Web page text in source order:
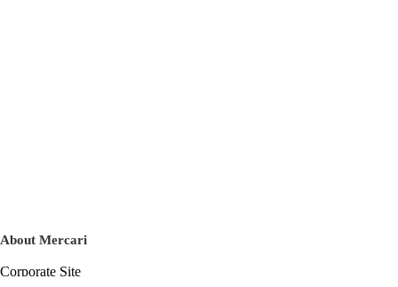
About Mercari
Corporate Site